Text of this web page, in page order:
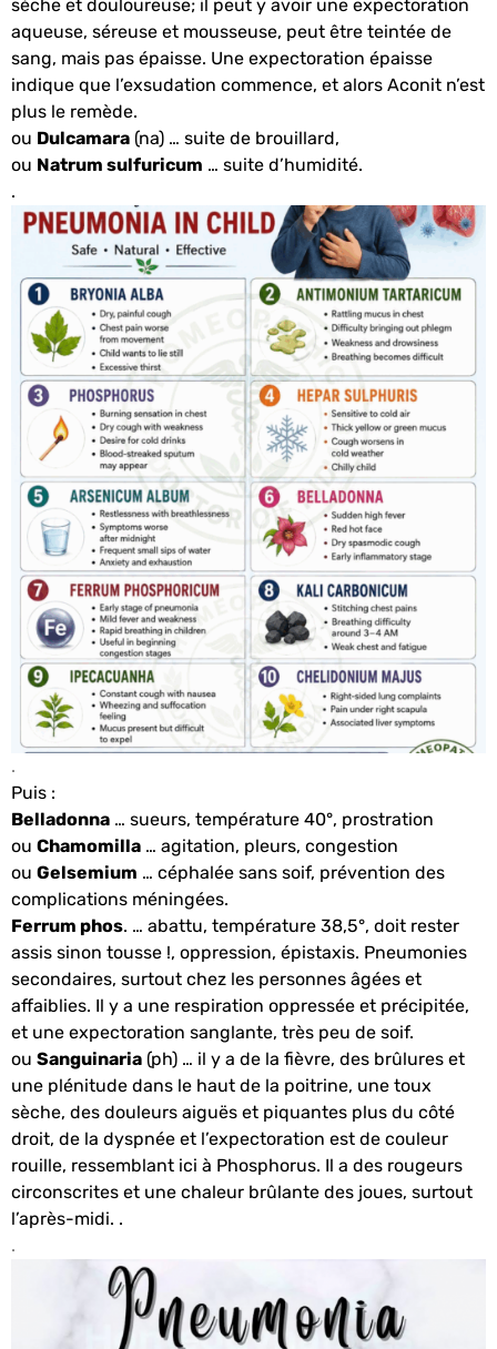
sèche et douloureuse; il peut y avoir une expectoration
aqueuse, séreuse et mousseuse, peut être teintée de
sang, mais pas épaisse. Une expectoration épaisse
indique que l’exsudation commence, et alors Aconit n’est
plus le remède.
ou Dulcamara (na) … suite de brouillard,
ou Natrum sulfuricum … suite d’humidité.
.
.
Puis :
Belladonna … sueurs, température 40°, prostration
ou Chamomilla … agitation, pleurs, congestion
ou Gelsemium … céphalée sans soif, prévention des
complications méningées.
Ferrum phos. … abattu, température 38,5°, doit rester
assis sinon tousse !, oppression, épistaxis. Pneumonies
secondaires, surtout chez les personnes âgées et
affaiblies. Il y a une respiration oppressée et précipitée,
et une expectoration sanglante, très peu de soif.
ou Sanguinaria (ph) … il y a de la fièvre, des brûlures et
une plénitude dans le haut de la poitrine, une toux
sèche, des douleurs aiguës et piquantes plus du côté
droit, de la dyspnée et l’expectoration est de couleur
rouille, ressemblant ici à Phosphorus. Il a des rougeurs
circonscrites et une chaleur brûlante des joues, surtout
l’après-midi. .
.